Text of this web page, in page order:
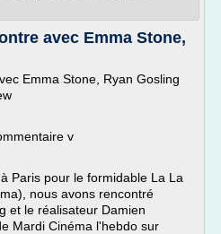
avec Emma Stone,
Emma Stone, Ryan Gosling
v
Paris pour le formidable La La
nous avons rencontré
et le réalisateur Damien
Mardi Cinéma l'hebdo sur